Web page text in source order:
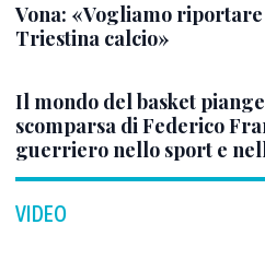
Vona: «Vogliamo
Triestina calcio»
Il mondo del basket
scomparsa di Federico
guerriero nello sport e
VIDEO